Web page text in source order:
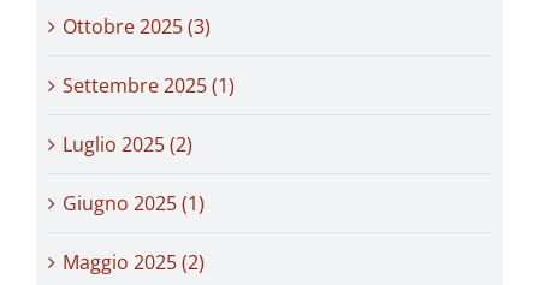
Ottobre 2025 (3)
Settembre 2025 (1)
Luglio 2025 (2)
Giugno 2025 (1)
Maggio 2025 (2)